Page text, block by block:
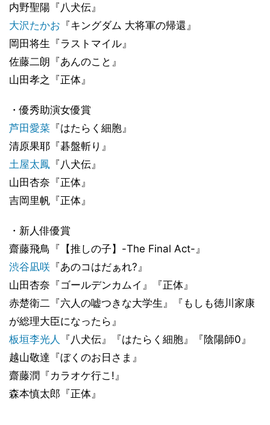
内野聖陽『八犬伝』
大沢たかお 『キングダム 大将軍の帰還』
岡田将生『ラストマイル』
佐藤二朗『あんのこと』
山田孝之『正体』
・優秀助演女優賞
芦田愛菜 『はたらく細胞』
清原果耶『碁盤斬り』
土屋太鳳 『八犬伝』
山田杏奈『正体』
吉岡里帆『正体』
・新人俳優賞
齋藤飛鳥『【推しの子】-The Final Act-』
渋谷凪咲 『あのコはだぁれ?』
山田杏奈『ゴールデンカムイ』『正体』
赤楚衛二『六人の嘘つきな大学生』『もしも徳川家康
が総理大臣になったら』
板垣李光人
『八犬伝』『はたらく細胞』『陰陽師0』
越山敬達『ぼくのお日さま』
齋藤潤『カラオケ行こ!』
森本慎太郎『正体』